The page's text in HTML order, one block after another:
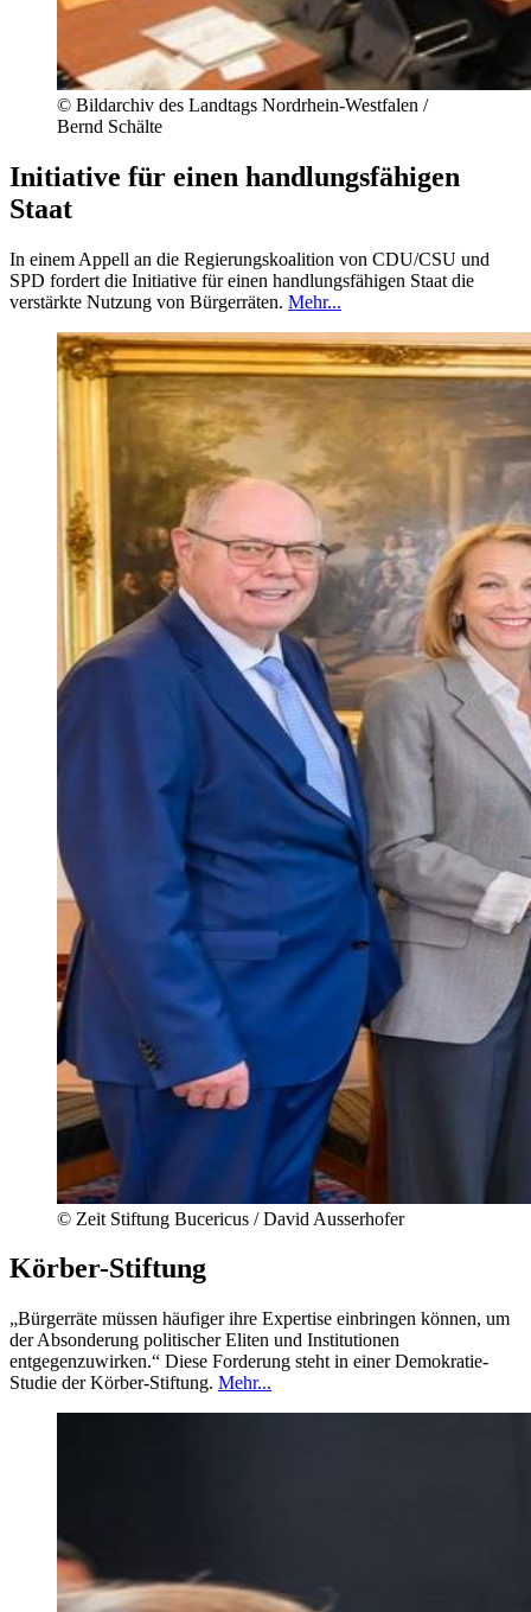
© Bildarchiv des Landtags Nordrhein-Westfalen /
Bernd Schälte
Initiative für einen handlungsfähigen
Staat
In einem Appell an die Regierungskoalition von CDU/CSU und
SPD fordert die Initiative für einen handlungsfähigen Staat die
verstärkte Nutzung von Bürgerräten. Mehr...
© Zeit Stiftung Bucericus / David Ausserhofer
Körber-Stiftung
„Bürgerräte müssen häufiger ihre Expertise einbringen können, um
der Absonderung politischer Eliten und Institutionen
entgegenzuwirken.“ Diese Forderung steht in einer Demokratie-
Studie der Körber-Stiftung. Mehr...